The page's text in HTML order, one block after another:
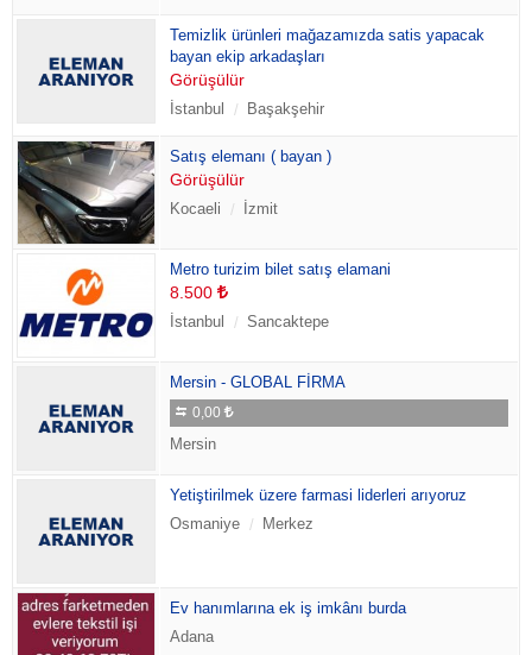
Temizlik ürünleri mağazamızda satis yapacak
bayan ekip arkadaşları
Görüşülür
İstanbul Başakşehir
Satış elemanı ( bayan )
Görüşülür
Kocaeli İzmit
Metro turizim bilet satış elamani
8.500
İstanbul Sancaktepe
Mersin - GLOBAL FİRMA
0,00
Mersin
Yetiştirilmek üzere farmasi liderleri arıyoruz
Osmaniye
Merkez
Ev hanımlarına ek iş imkânı burda
Adana